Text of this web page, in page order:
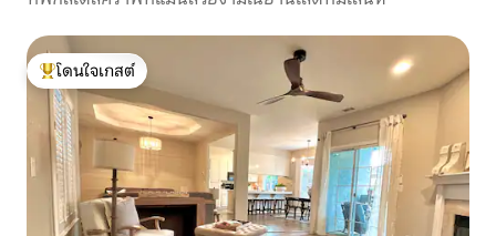
โดนใจเกสต์ที่สุด
โดนใจเกสต์